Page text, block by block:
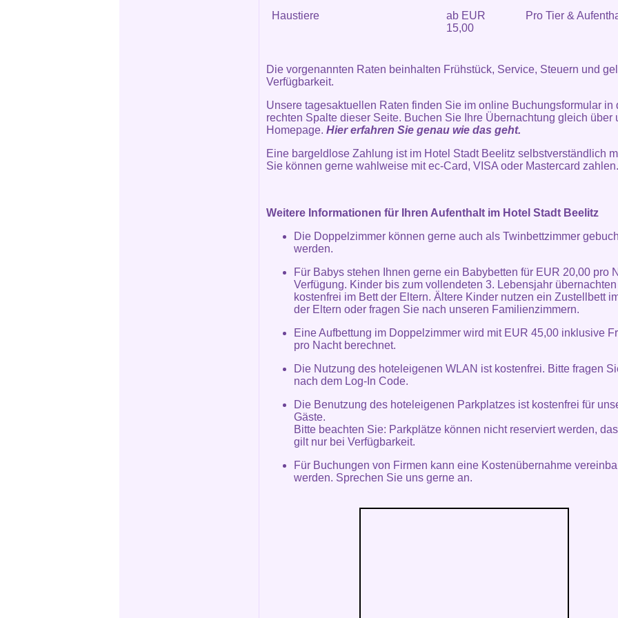
Haustiere
ab EUR
15,00
Pro Tier &
Die vorgenannten Raten beinhalten Frühstück, Service, Steuern und
Verfügbarkeit.
Unsere tagesaktuellen Raten finden Sie im online Buchungsformular in
rechten Spalte dieser Seite. Buchen Sie Ihre Übernachtung gleich über
Homepage. Hier erfahren Sie genau wie das geht.
Eine bargeldlose Zahlung ist im Hotel Stadt Beelitz selbstverständlich
Sie können gerne wahlweise mit ec-Card, VISA oder Mastercard zahlen.
Weitere Informationen für Ihren Aufenthalt im Hotel Stadt Beelitz
Die Doppelzimmer können gerne auch als Twinbettzimmer
werden.
Für Babys stehen Ihnen gerne ein Babybetten für EUR 20,00 pro
Verfügung. Kinder bis zum vollendeten 3. Lebensjahr übernachten
kostenfrei im Bett der Eltern. Ältere Kinder nutzen ein Zustellbett
der Eltern oder fragen Sie nach unseren Familienzimmern.
Eine Aufbettung im Doppelzimmer wird mit EUR 45,00 inklusive
pro Nacht berechnet.
Die Nutzung des hoteleigenen WLAN ist kostenfrei. Bitte fragen
nach dem Log-In Code.
Die Benutzung des hoteleigenen Parkplatzes ist kostenfrei für
Gäste.
Bitte beachten Sie: Parkplätze können nicht reserviert werden,
gilt nur bei Verfügbarkeit.
Für Buchungen von Firmen kann eine Kostenübernahme
werden. Sprechen Sie uns gerne an.